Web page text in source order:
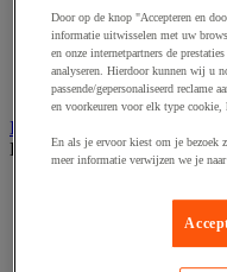
Hygiënische mat en
industrie
Industriële
Industriële roosters
Industriele ventilator en
Bekijk de hele productgroep
Afzuigkap en -bak
Industriële ventilator
Door op de knop "Accepteren en
informatie uitwisselen met uw
en onze internetpartners de
analyseren. Hierdoor kunnen wij u
passende/gepersonaliseerd reclame
en voorkeuren voor elk type
En als je ervoor kiest om je bezoek
meer informatie verwijzen we je naar